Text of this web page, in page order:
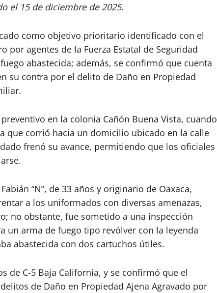
el 15 de diciembre de 2025.
como objetivo prioritario identificado con el
por agentes de la Fuerza Estatal de Seguridad
abastecida; además, se confirmó que cuenta
su contra por el delito de Daño en Propiedad
en la colonia Cañón Buena Vista, cuando
que corrió hacia un domicilio ubicado en la calle
frenó su avance, permitiendo que los oficiales
“N”, de 33 años y originario de Oaxaca,
a los uniformados con diversas amenazas,
no obstante, fue sometido a una inspección
un arma de fuego tipo revólver con la leyenda
abastecida con dos cartuchos útiles.
de C-5 Baja California, y se confirmó que el
de Daño en Propiedad Ajena Agravado por